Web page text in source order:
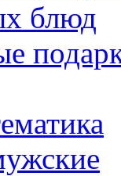
блюд